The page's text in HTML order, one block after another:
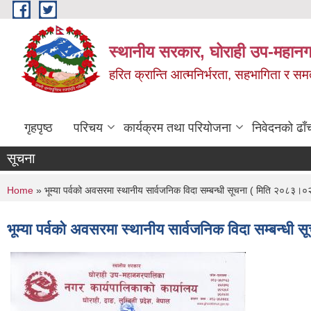
Skip to main content
स्थानीय सरकार, घोराही उप-
हरित क्रान्ति आत्मनिर्भरता, सहभागिता र
गृहपृष्ठ परिचय कार्यक्रम तथा परियोजना निवेदनको
सूचना
You are here
Home » भूम्या पर्वको अवसरमा स्थानीय सार्वजनिक विदा सम्बन्धी सूचना ( मिति
भूम्या पर्वको अवसरमा स्थानीय सार्वजनिक विदा